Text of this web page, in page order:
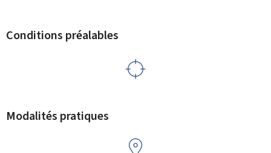
Conditions préalables
Modalités pratiques